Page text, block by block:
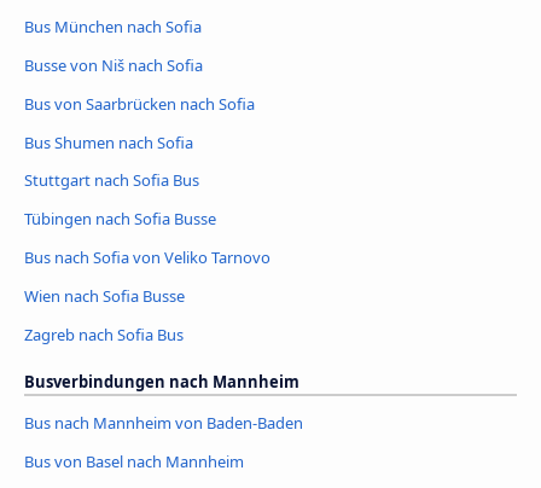
Bus München nach Sofia
Busse von Niš nach Sofia
Bus von Saarbrücken nach Sofia
Bus Shumen nach Sofia
Stuttgart nach Sofia Bus
Tübingen nach Sofia Busse
Bus nach Sofia von Veliko Tarnovo
Wien nach Sofia Busse
Zagreb nach Sofia Bus
Busverbindungen nach Mannheim
Bus nach Mannheim von Baden-Baden
Bus von Basel nach Mannheim